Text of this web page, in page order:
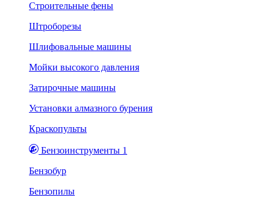
Строительные фены
Штроборезы
Шлифовальные машины
Мойки высокого давления
Затирочные машины
Установки алмазного бурения
Краскопульты
Бензоинструменты 1
Бензобур
Бензопилы